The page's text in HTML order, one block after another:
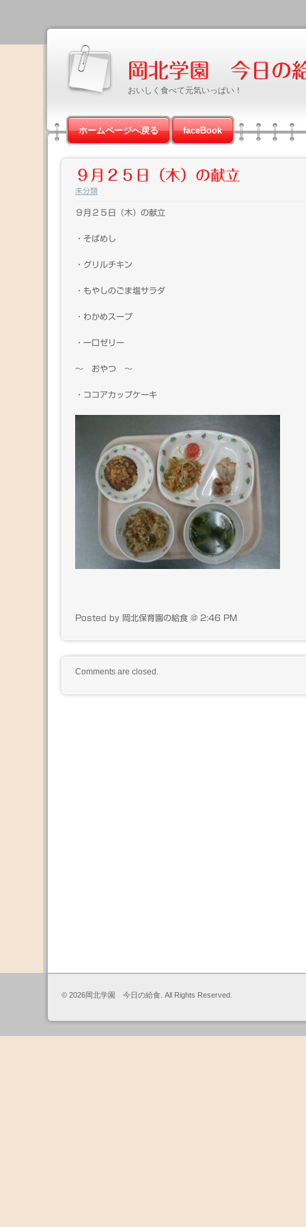
岡北学園 今日の
おいしく食べて元気いっぱい！
ホームページへ戻る faceBook
９月２５日（木）の献立
未分類
９月２５日（木）の献立
・そばめし
・グリルチキン
・もやしのごま塩サラダ
・わかめスープ
・一口ゼリー
～ おやつ ～
・ココアカップケーキ
Posted by 岡北保育園の給食 @ 2:46 PM
Comments are closed.
© 2026岡北学園 今日の給食. All Rights Reserved.